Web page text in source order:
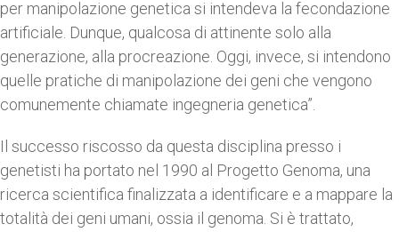
per manipolazione genetica si intendeva la fecondazione
artificiale. Dunque, qualcosa di attinente solo alla
generazione, alla procreazione. Oggi, invece, si intendono
quelle pratiche di manipolazione dei geni che vengono
comunemente chiamate ingegneria genetica”.
Il successo riscosso da questa disciplina presso i
genetisti ha portato nel 1990 al Progetto Genoma, una
ricerca scientifica finalizzata a identificare e a mappare la
totalità dei geni umani, ossia il genoma. Si è trattato,